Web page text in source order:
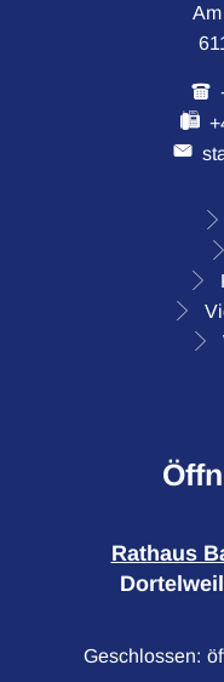
Rathaus
Klicken, um
Geschlossen: